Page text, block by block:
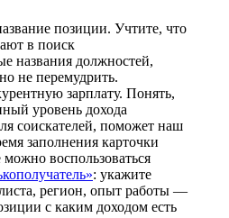
позиции. Учтите, что
в поиск
названия должностей,
не перемудрить.
зарплату. Понять,
уровень дохода
соискателей, поможет наш
заполнения карточки
воспользоваться
: укажите
регион, опыт работы —
с каким доходом есть